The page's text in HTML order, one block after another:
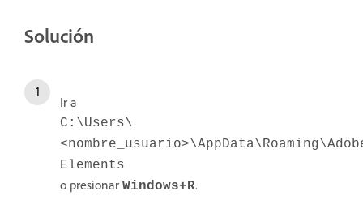
Solución
Ir a
C:\Users\
Elements
o presionar Windows+R.